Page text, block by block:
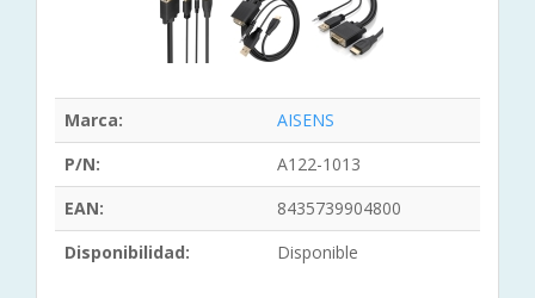
Marca:
AISENS
P/N:
A122-1013
EAN:
8435739904800
Disponibilidad:
Disponible